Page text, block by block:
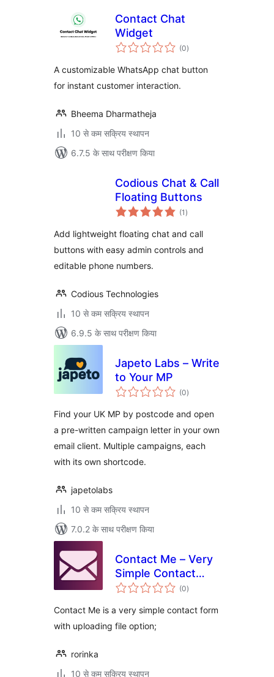
Contact Chat
Widget
(0कुल
दर)
A customizable WhatsApp chat button
for instant customer interaction.
Bheema Dharmatheja
10 से कम सक्रिय स्थापन
6.7.5 के साथ परीक्षण किया
Codious Chat & Call
Floating Buttons
(1 कुल
दर)
Add lightweight floating chat and call
buttons with easy admin controls and
editable phone numbers.
Codious Technologies
10 से कम सक्रिय स्थापन
6.9.5 के साथ परीक्षण किया
Japeto Labs – Write
to Your MP
(0कुल
दर)
Find your UK MP by postcode and open
a pre-written campaign letter in your own
email client. Multiple campaigns, each
with its own shortcode.
japetolabs
10 से कम सक्रिय स्थापन
7.0.2 के साथ परीक्षण किया
Contact Me – Very
Simple Contact
Form
(0कुल
दर)
Contact Me is a very simple contact form
with uploading file option;
rorinka
10 से कम सक्रिय स्थापन